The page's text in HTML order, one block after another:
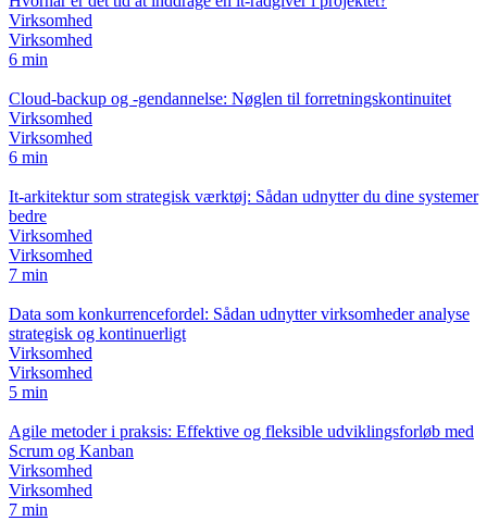
Virksomhed
Virksomhed
6 min
Cloud-backup og -gendannelse: Nøglen til forretningskontinuitet
Virksomhed
Virksomhed
6 min
It-arkitektur som strategisk værktøj: Sådan udnytter du dine systemer
bedre
Virksomhed
Virksomhed
7 min
Data som konkurrencefordel: Sådan udnytter virksomheder analyse
strategisk og kontinuerligt
Virksomhed
Virksomhed
5 min
Agile metoder i praksis: Effektive og fleksible udviklingsforløb med
Scrum og Kanban
Virksomhed
Virksomhed
7 min